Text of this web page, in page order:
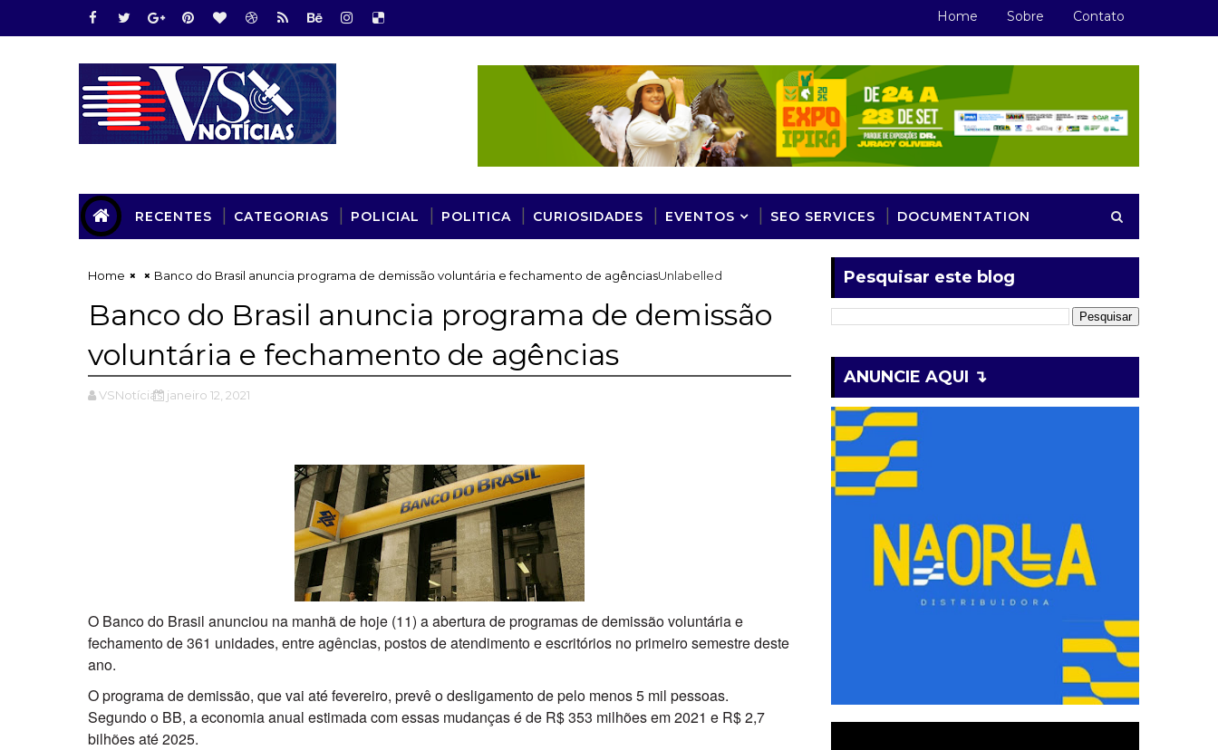
Home Sobre Contato
RECENTES CATEGORIAS POLICIAL POLITICA CURIOSIDADES EVENTOS SEO SERVICES DOCUMENTATION
Home Unlabelled
Banco do Brasil anuncia programa de demissão voluntária e fechamento de agências
Banco do Brasil anuncia programa de demissão
voluntária e fechamento de agências
VSNotícias janeiro 12, 2021
O Banco do Brasil anunciou na manhã de hoje (11) a abertura de programas de demissão voluntária e
fechamento de 361 unidades, entre agências, postos de atendimento e escritórios no primeiro semestre deste
ano.
O programa de demissão, que vai até fevereiro, prevê o desligamento de pelo menos 5 mil pessoas.
Segundo o BB, a economia anual estimada com essas mudanças é de R$ 353 milhões em 2021 e R$ 2,7
bilhões até 2025.
Pesquisar este blog
ANUNCIE AQUI ↴